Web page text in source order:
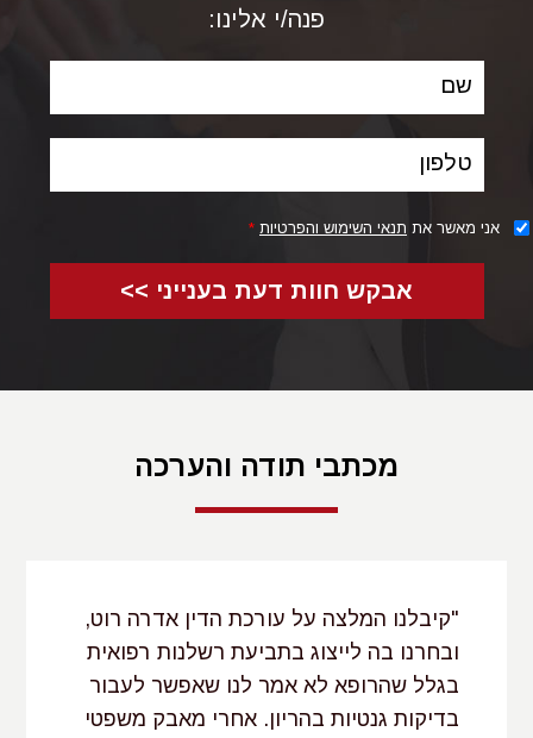
פנה/י אלינו:
שם
טלפון
אני מאשר את תנאי השימוש והפרטיות *
אבקש חוות דעת בענייני >>
מכתבי תודה והערכה
"קיבלנו המלצה על עורכת הדין אדרה רוט,
ובחרנו בה לייצוג בתביעת רשלנות רפואית
בגלל שהרופא לא אמר לנו שאפשר לעבור
בדיקות גנטיות בהריון. אחרי מאבק משפטי